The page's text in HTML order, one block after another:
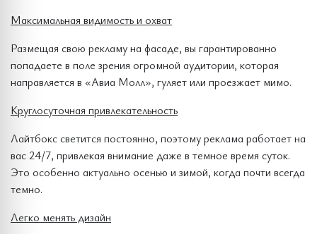
Максимальная видимость и охват
Размещая свою рекламу на фасаде, вы гарантированно
попадаете в поле зрения огромной аудитории, которая
направляется в «Авиа Молл», гуляет или проезжает мимо.
Круглосуточная привлекательность
Лайтбокс светится постоянно, поэтому реклама работает на
вас 24/7, привлекая внимание даже в темное время суток.
Это особенно актуально осенью и зимой, когда почти всегда
темно.
Легко менять дизайн